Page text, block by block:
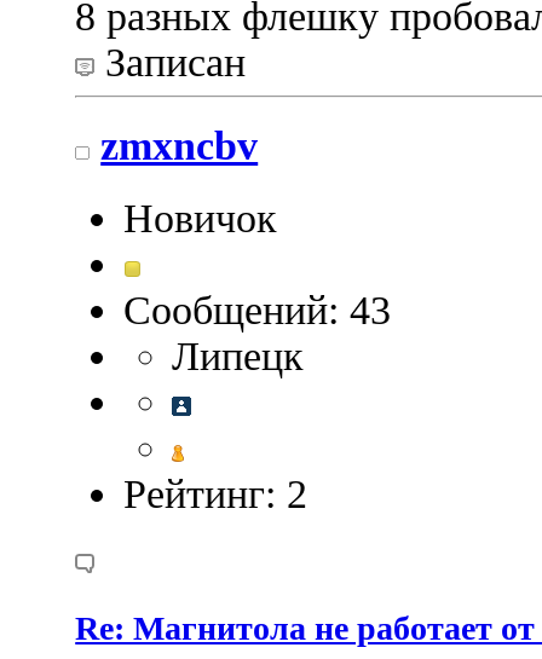
8 разных флешку
Записан
zmxncbv
Новичок
Сообщений: 43
Липецк
Рейтинг: 2
Re: Магнитола не работает